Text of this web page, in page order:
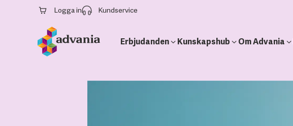
Logga in Kundservice
Erbjudanden Kunskapshub Om Advania